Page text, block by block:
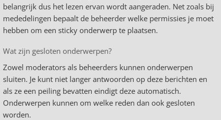
belangrijk dus het lezen ervan wordt aangeraden. Net zoals bij
mededelingen bepaalt de beheerder welke permissies je moet
hebben om een sticky onderwerp te plaatsen.
Wat zijn gesloten onderwerpen?
Zowel moderators als beheerders kunnen onderwerpen
sluiten. Je kunt niet langer antwoorden op deze berichten en
als ze een peiling bevatten eindigt deze automatisch.
Onderwerpen kunnen om welke reden dan ook gesloten
worden.